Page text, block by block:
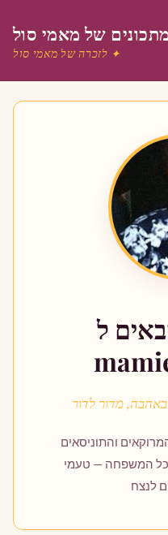
של מאמי סול
לזכרה של מאמי סול ✦
מתכונים נוספים
מנות ראשונות
קינוחים
ל-
והתוניסאים
המשפחה — טעמי